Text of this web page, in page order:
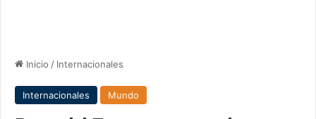
Inicio / Internacionales
Internacionales Mundo